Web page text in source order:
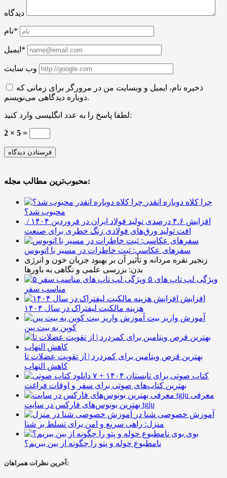
دیدگاه
نام*
ایمیل*
وب سایت
ذخیره نام، ایمیل و وبسایت من در مرورگر برای زمانی که
دوباره دیدگاهی می‌نویسم.
لطفا پاسخ را به عدد انگلیسی وارد کنید:
2 × 5 =
محبوب‌ترین مطالب مجله:
چرا کلاه دوباره انقدر
محبوب شد؟
افزایش ۴.۶ درصدی تولید فولاد ایران در فروردین ۱۴۰۴ /
افت تولید ورق‌های فولادی زنگ خطری برای صنعت
سفرهای عکاسی: ثبت خاطرات در مسیر با اتوبوس
زنجیر نقره مردانه و تأثیر آن بر بهبود جریان خون و انرژی
بدن: بررسی علمی و نگاهی به باورها
۵ ویژگی لپ تاپ های
مناسب سفر
افزایش
هزینه مالکیت لیفتراک در سال ۱۴۰۴
آموزش واریز بیت
کوین به بیت پین
بهترین قرص ویتامین برای کمردرد | از تقویت عضلات تا
کاهش التهاب
۷ کتاب صوتی برای تابستان ۱۴۰۴ +
بهترین کتاب‌های صوتی برای سفر و اوقات فراغت
معرفی
بهترین بونوس‌های فارکس در سایت tgju
آموزش خصوصی شنا در
منزل: راهی سریع و امن برای تسلط بر شنا
بوی
نامطبوع حوله و پتو را چگونه از بین ببریم؟
آخرین نظرات همراهان: